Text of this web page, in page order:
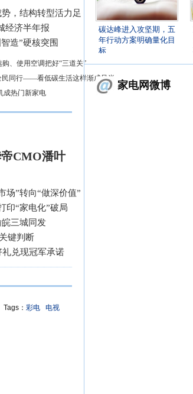
势，结构转型活力足
经济半年报
造”硬核突围
、使用空调把好“三道关”
民同行——看低碳生活这样渐成风尚
成热门新家电
CMO潘叶
场”转向“做深价值”
印“家电化”破局
三城同发
键判断
兑现冠军承诺
Tags： 彩电 电视
碳达峰进入攻坚期，五
年行动方案明确量化目
标
家电网微博